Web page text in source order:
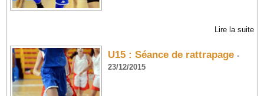
Lire la suite
U15 : Séance de rattrapage -
23/12/2015